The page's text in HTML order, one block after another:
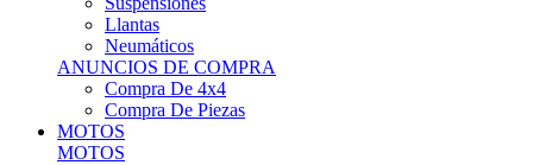
Neumáticos
ANUNCIOS DE COMPRA
Compra De 4x4
Compra De Piezas
MOTOS
MOTOS
Motos De Circuito